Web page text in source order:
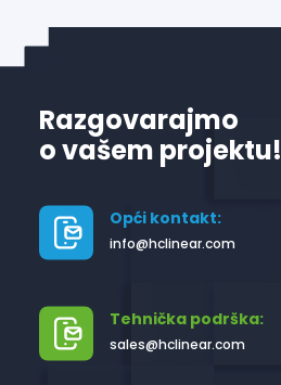
Razgovarajmo
o vašem projektu!
Opći kontakt:
info@hclinear.com
Tehnička podrška:
sales@hclinear.com